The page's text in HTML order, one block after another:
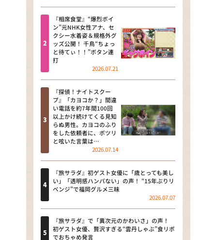
news おかえり
河合＆A.B.C-Z塚田×福井アナ
「なんでやねん！？」（news お
かえり）
DAIGOも台所 ～きょうの献立 何
にする？～
本日はダイアンなり！シーズン２
朝だ！生です旅サラダ
教えて！ニュースライブ 正義の
ミカタ
ＬＩＦＥ～夢のカタチ～
新婚さんいらっしゃい！
ザキ山小屋本館
『相席食堂』“爆烈ボイ
ン”元NHK女性アナ、セ
クシー水着姿＆規格外グ
ッズ公開！ 千鳥“ちょっ
と待てぃ！！”ボタン連
打
2026.07.21
『探偵！ナイトスクー
プ』「カヨコか？」間違
い電話を約7年間100回
以上かけ続けてくる見知
らぬ男性。カヨコのふり
をした依頼者に、ポツリ
と呟いた言葉は…
2026.07.14
『旅サラダ』初ゲスト女優に「歳とっても美し
い」「透明感ハンパない」の声！ “15年ぶりリ
ベンジ”で福岡グルメ三昧
2026.07.07
『旅サラダ』で「異次元のかわいさ」の声！
初ゲスト女優、贅沢すぎる“雲丹しゃぶ”食リポ
でおちゃめ発言